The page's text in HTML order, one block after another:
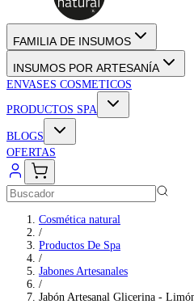
FAMILIA DE INSUMOS
INSUMOS POR ARTESANÍA
ENVASES COSMETICOS
PRODUCTOS SPA
BLOGS
OFERTAS
Cosmética natural
/
Productos De Spa
/
Jabones Artesanales
/
Jabón Artesanal Glicerina -